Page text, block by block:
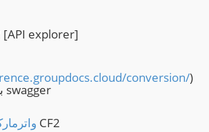
conversion/)
بر اساس مجموعه swagger
صفحات CF2